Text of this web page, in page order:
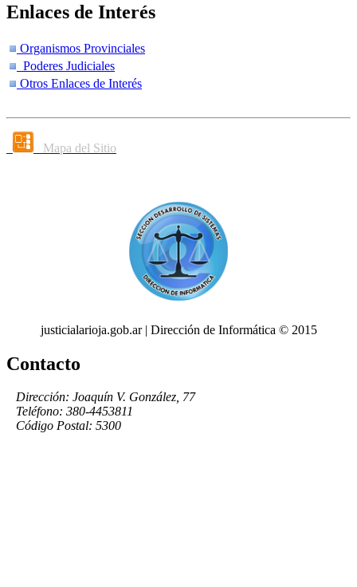
Enlaces de Interés
Organismos Provinciales
Poderes Judiciales
Otros Enlaces de Interés
Mapa del Sitio
justicialarioja.gob.ar | Dirección de Informática © 2015
Contacto
Dirección: Joaquín V. González, 77
Teléfono: 380-4453811
Código Postal: 5300